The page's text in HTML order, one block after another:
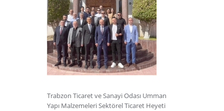
Trabzon Ticaret ve Sanayi Odası Umman
Yapı Malzemeleri Sektörel Ticaret Heyeti